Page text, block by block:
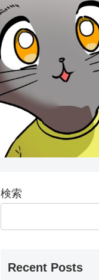
検索
Recent Posts